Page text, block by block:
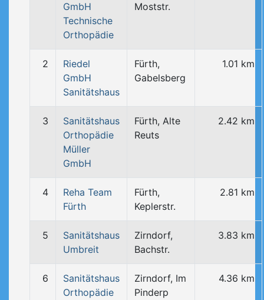
GmbH
Technische
Orthopädie
Moststr.
2
Riedel
GmbH
Sanitätshaus
Fürth,
Gabelsberg
1.01 km
3
Sanitätshaus
Orthopädie
Müller
GmbH
Fürth, Alte
Reuts
2.42 km
4
Reha Team
Fürth
Fürth,
Keplerstr.
2.81 km
5
Sanitätshaus
Umbreit
Zirndorf,
Bachstr.
3.83 km
6
Sanitätshaus
Orthopädie
Zirndorf, Im
Pinderp
4.36 km